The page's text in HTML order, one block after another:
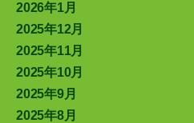
2026年1月
2025年12月
2025年11月
2025年10月
2025年9月
2025年8月